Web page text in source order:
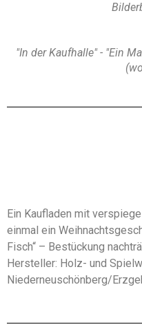
"In der Kaufhalle" - "Ein
Ein Kaufladen mit
einmal ein
Fisch“ – Bestückung
Hersteller: Holz- und
Niederneuschönberg/